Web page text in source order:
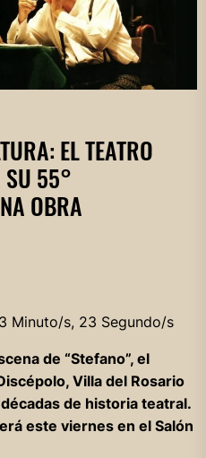
EL TEATRO
SU 55°
OBRA
3 Minuto/s, 23 Segundo/s
de “Stefano”, el
Villa del Rosario
de historia teatral.
este viernes en el Salón